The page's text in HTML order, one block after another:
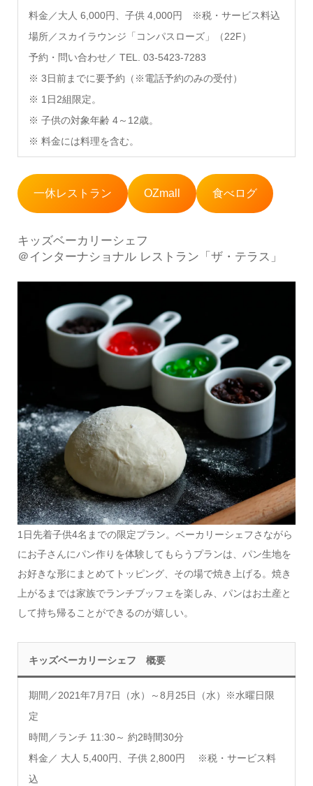
料金／大人 6,000円、子供 4,000円 ※税・サービス料込
場所／スカイラウンジ「コンパスローズ」（22F）
予約・問い合わせ／ TEL. 03-5423-7283
※ 3日前までに要予約（※電話予約のみの受付）
※ 1日2組限定。
※ 子供の対象年齢 4～12歳。
※ 料金には料理を含む。
一休レストラン OZmall 食べログ
キッズベーカリーシェフ
＠インターナショナル レストラン「ザ・テラス」
1日先着子供4名までの限定プラン。ベーカリーシェフさながら
にお子さんにパン作りを体験してもらうプランは、パン生地を
お好きな形にまとめてトッピング、その場で焼き上げる。焼き
上がるまでは家族でランチブッフェを楽しみ、パンはお土産と
して持ち帰ることができるのが嬉しい。
キッズベーカリーシェフ 概要
期間／2021年7月7日（水）～8月25日（水）※水曜日限
定
時間／ランチ 11:30～ 約2時間30分
料金／ 大人 5,400円、子供 2,800円 ※税・サービス料
込